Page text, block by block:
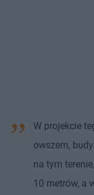
W projekcie
owszem,
na tym
10 metrów, a